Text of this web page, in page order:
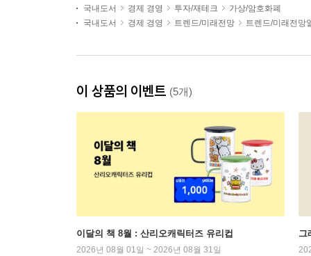
국내도서
경제 경영 투자/재테크
가상/암호화폐
국내도서
경제 경영 트렌드/미래전망 트렌드/미래전망
이 상품의 이벤트 (5개)
이달의 책 8월 : 산리오캐릭터즈 유리컵
2026년 08월 01일 ~ 2026년 08월 31일
그